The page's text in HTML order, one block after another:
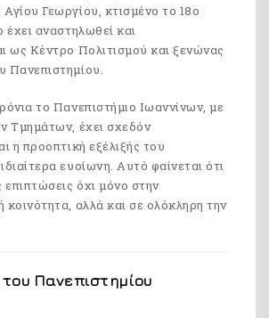
Γεωργίου, κτισμένο το 18ο
έχει αναστηλωθεί και
ως Κέντρο Πολιτισμού και ξενώνας
Πανεπιστημίου.
το Πανεπιστήμιο Ιωαννίνων, με
Τμημάτων, έχει σχεδόν
η προοπτική εξέλιξής του
ευοίωνη. Αυτό φαίνεται ότι
επιπτώσεις όχι μόνο στην
κοινότητα, αλλά και σε ολόκληρη την
Πανεπιστημίου